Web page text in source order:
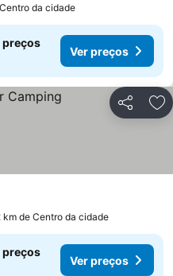
da cidade
preços
Ver preços
Partilhar
km de Centro da cidade
preços
Ver preços